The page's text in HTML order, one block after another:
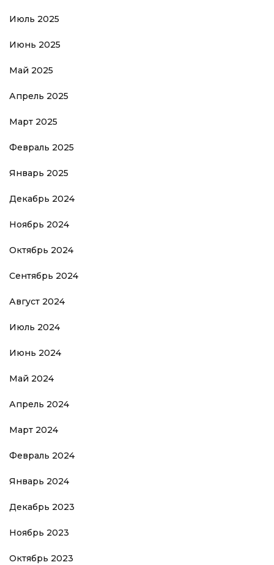
Июль 2025
Июнь 2025
Май 2025
Апрель 2025
Март 2025
Февраль 2025
Январь 2025
Декабрь 2024
Ноябрь 2024
Октябрь 2024
Сентябрь 2024
Август 2024
Июль 2024
Июнь 2024
Май 2024
Апрель 2024
Март 2024
Февраль 2024
Январь 2024
Декабрь 2023
Ноябрь 2023
Октябрь 2023